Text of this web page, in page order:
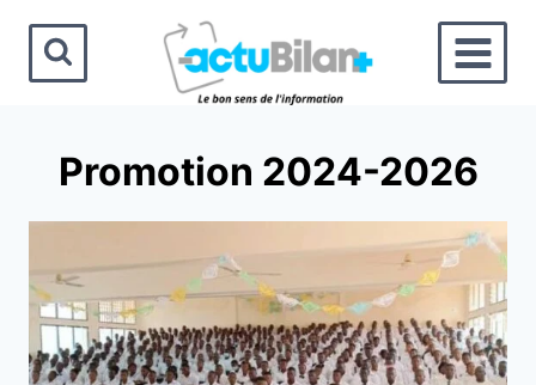
contenu
Promotion 2024-2026